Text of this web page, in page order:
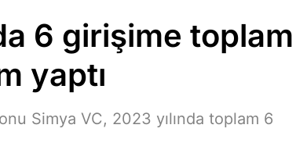
6 girişime toplam
yaptı
Simya VC, 2023 yılında toplam 6